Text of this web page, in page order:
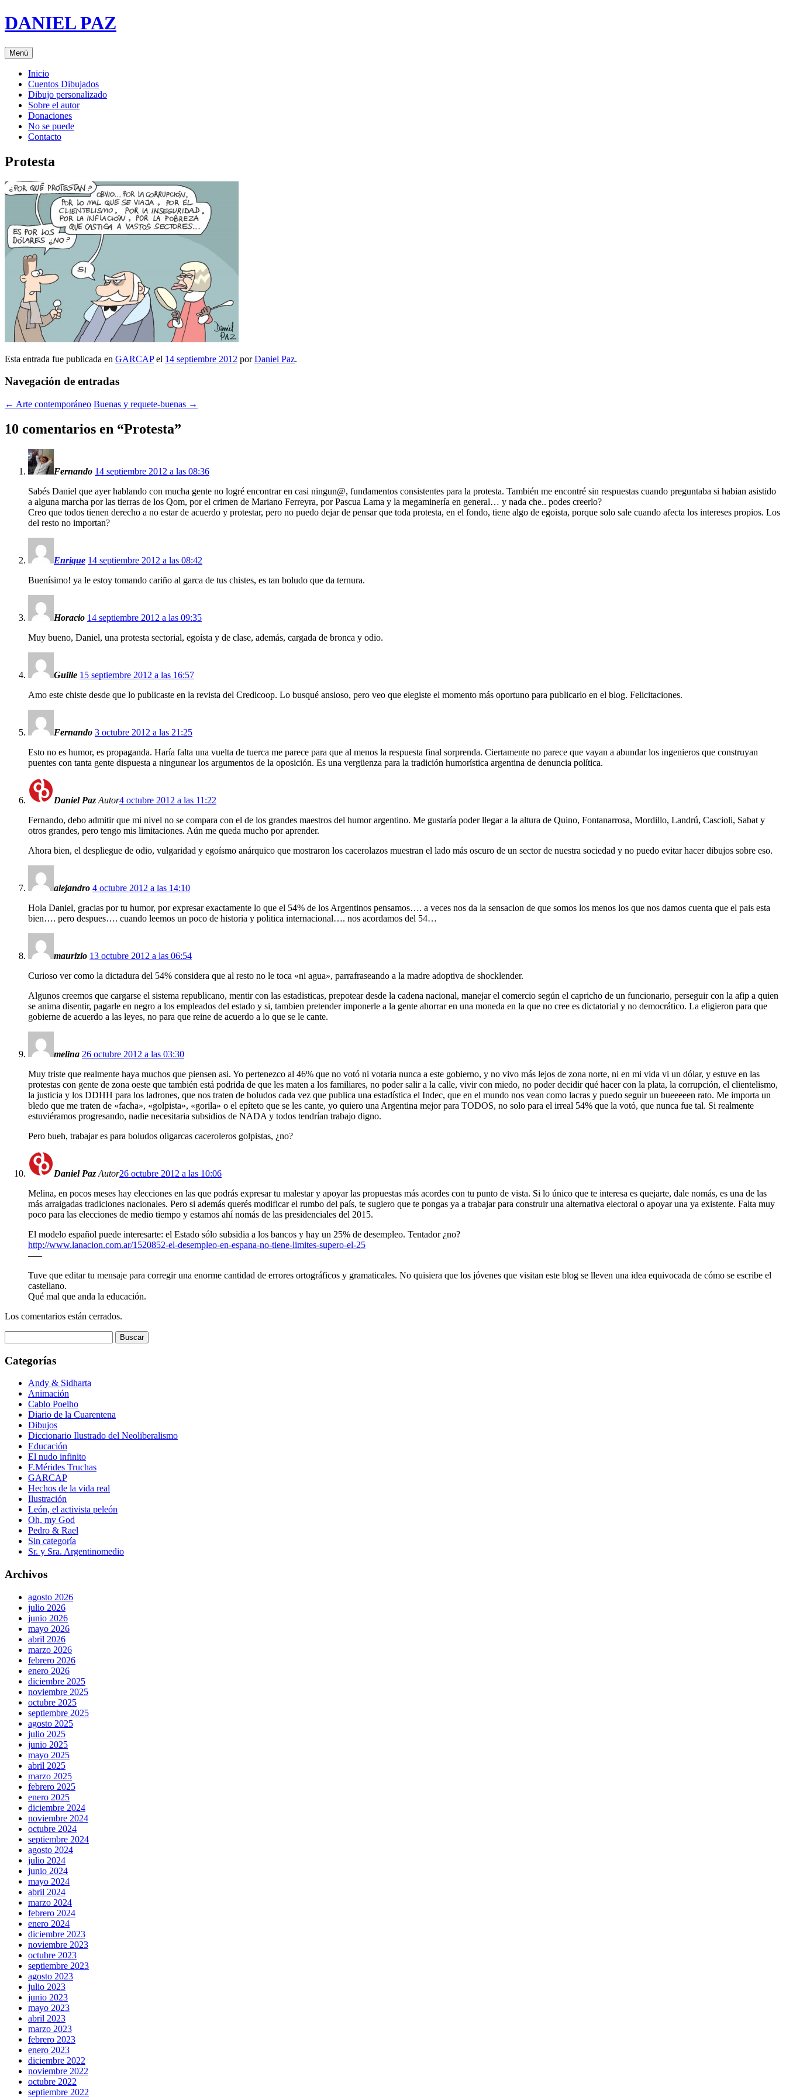
Saltar
al
DANIEL PAZ
Menú
Inicio
Cuentos Dibujados
Dibujo personalizado
Sobre el autor
Donaciones
No se puede
Contacto
Protesta
Esta entrada fue publicada en GARCAPel 14 septiembre 2012 porDaniel Paz.
Navegación de entradas
← Arte contemporáneo Buenas y requete-buenas →
10 comentarios en “Protesta”
Fernando 14 septiembre 2012 a las 08:36
Sabés Daniel que ayer hablando con mucha gente no logré encontrar en casi ningun@, fundamentos consistentes para la protesta. También me encontré sin respuestas cuando preguntaba si habian asistido
a alguna marcha por las tierras de los Qom, por el crimen de Mariano Ferreyra, por Pascua Lama y la megaminería en general… y nada che.. podes creerlo?
Creo que todos tienen derecho a no estar de acuerdo y protestar, pero no puedo dejar de pensar que toda protesta, en el fondo, tiene algo de egoista, porque solo sale cuando afecta los intereses propios. Los
del resto no importan?
Enrique 14 septiembre 2012 a las 08:42
Buenísimo! ya le estoy tomando cariño al garca de tus chistes, es tan boludo que da ternura.
Horacio 14 septiembre 2012 a las 09:35
Muy bueno, Daniel, una protesta sectorial, egoísta y de clase, además, cargada de bronca y odio.
Guille 15 septiembre 2012 a las 16:57
Amo este chiste desde que lo publicaste en la revista del Credicoop. Lo busqué ansioso, pero veo que elegiste el momento más oportuno para publicarlo en el blog. Felicitaciones.
Fernando 3 octubre 2012 a las 21:25
Esto no es humor, es propaganda. Haría falta una vuelta de tuerca me parece para que al menos la respuesta final sorprenda. Ciertamente no parece que vayan a abundar los ingenieros que construyan
puentes con tanta gente dispuesta a ningunear los argumentos de la oposición. Es una vergüenza para la tradición humorística argentina de denuncia política.
Daniel Paz Autor4 octubre 2012 a las 11:22
Fernando, debo admitir que mi nivel no se compara con el de los grandes maestros del humor argentino. Me gustaría poder llegar a la altura de Quino, Fontanarrosa, Mordillo, Landrú, Cascioli, Sabat y
otros grandes, pero tengo mis limitaciones. Aún me queda mucho por aprender.
Ahora bien, el despliegue de odio, vulgaridad y egoísmo anárquico que mostraron los cacerolazos muestran el lado más oscuro de un sector de nuestra sociedad y no puedo evitar hacer dibujos sobre eso.
alejandro 4 octubre 2012 a las 14:10
Hola Daniel, gracias por tu humor, por expresar exactamente lo que el 54% de los Argentinos pensamos…. a veces nos da la sensacion de que somos los menos los que nos damos cuenta que el pais esta
bien…. pero despues…. cuando leemos un poco de historia y politica internacional…. nos acordamos del 54…
maurizio 13 octubre 2012 a las 06:54
Curioso ver como la dictadura del 54% considera que al resto no le toca «ni agua», parrafraseando a la madre adoptiva de shocklender.
Algunos creemos que cargarse el sistema republicano, mentir con las estadisticas, prepotear desde la cadena nacional, manejar el comercio según el capricho de un funcionario, perseguir con la afip a quien
se anima disentir, pagarle en negro a los empleados del estado y si, tambien pretender imponerle a la gente ahorrar en una moneda en la que no cree es dictatorial y no democrático. La eligieron para que
gobierne de acuerdo a las leyes, no para que reine de acuerdo a lo que se le cante.
melina 26 octubre 2012 a las 03:30
Muy triste que realmente haya muchos que piensen asi. Yo pertenezco al 46% que no votó ni votaria nunca a este gobierno, y no vivo más lejos de zona norte, ni en mi vida vi un dólar, y estuve en las
protestas con gente de zona oeste que también está podrida de que les maten a los familiares, no poder salir a la calle, vivir con miedo, no poder decidir qué hacer con la plata, la corrupción, el clientelismo,
la justicia y los DDHH para los ladrones, que nos traten de boludos cada vez que publica una estadística el Indec, que en el mundo nos vean como lacras y puedo seguir un bueeeeen rato. Me importa un
bledo que me traten de «facha», «golpista», «gorila» o el epíteto que se les cante, yo quiero una Argentina mejor para TODOS, no solo para el irreal 54% que la votó, que nunca fue tal. Si realmente
estuviéramos progresando, nadie necesitaria subsidios de NADA y todos tendrían trabajo digno.
Pero bueh, trabajar es para boludos oligarcas caceroleros golpistas, ¿no?
Daniel Paz Autor26 octubre 2012 a las 10:06
Melina, en pocos meses hay elecciones en las que podrás expresar tu malestar y apoyar las propuestas más acordes con tu punto de vista. Si lo único que te interesa es quejarte, dale nomás, es una de las
más arraigadas tradiciones nacionales. Pero si además querés modificar el rumbo del país, te sugiero que te pongas ya a trabajar para construir una alternativa electoral o apoyar una ya existente. Falta muy
poco para las elecciones de medio tiempo y estamos ahí nomás de las presidenciales del 2015.
El modelo español puede interesarte: el Estado sólo subsidia a los bancos y hay un 25% de desempleo. Tentador ¿no?
http://www.lanacion.com.ar/1520852-el-desempleo-en-espana-no-tiene-limites-supero-el-25
—–
Tuve que editar tu mensaje para corregir una enorme cantidad de errores ortográficos y gramaticales. No quisiera que los jóvenes que visitan este blog se lleven una idea equivocada de cómo se escribe el
castellano.
Qué mal que anda la educación.
Los comentarios están cerrados.
Categorías
Andy & Sidharta
Animación
Cablo Poelho
Diario de la Cuarentena
Dibujos
Diccionario Ilustrado del Neoliberalismo
Educación
El nudo infinito
F.Mérides Truchas
GARCAP
Hechos de la vida real
Ilustración
León, el activista peleón
Oh, my God
Pedro & Rael
Sin categoría
Sr. y Sra. Argentinomedio
Archivos
agosto 2026
julio 2026
junio 2026
mayo 2026
abril 2026
marzo 2026
febrero 2026
enero 2026
diciembre 2025
noviembre 2025
octubre 2025
septiembre 2025
agosto 2025
julio 2025
junio 2025
mayo 2025
abril 2025
marzo 2025
febrero 2025
enero 2025
diciembre 2024
noviembre 2024
octubre 2024
septiembre 2024
agosto 2024
julio 2024
junio 2024
mayo 2024
abril 2024
marzo 2024
febrero 2024
enero 2024
diciembre 2023
noviembre 2023
octubre 2023
septiembre 2023
agosto 2023
julio 2023
junio 2023
mayo 2023
abril 2023
marzo 2023
febrero 2023
enero 2023
diciembre 2022
noviembre 2022
octubre 2022
septiembre 2022